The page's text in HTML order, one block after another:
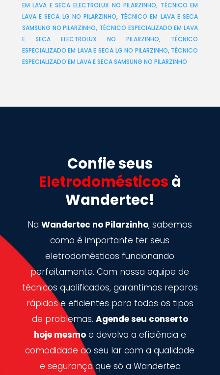
EM LAVA E SECA ELECTROLUX NO PILARZINHO, TÉCNICO EM
LAVA E SECA LG NO PILARZINHO, TÉCNICO EM LAVA E SECA
SAMSUNG NO PILARZINHO, TÉCNICO ESPECIALIZADO EM LAVA
E SECA ELECTROLUX NO PILARZINHO, TÉCNICO
ESPECIALIZADO EM LAVA E SECA LG NO PILARZINHO, TÉCNICO
ESPECIALIZADO EM LAVA E SECA SAMSUNG NO PILARZINHO
Confie seus
Eletrodomésticos à
Wandertec!
NaWandertec no Pilarzinho, sabemos
como é importante ter seus
eletrodomésticos funcionando
perfeitamente. Com nossa equipe de
técnicos qualificados, garantimos reparos
rápidos e eficientes para todos os tipos
de problemas. Agende seu conserto
hoje mesmoe devolva a eficiência e
comodidade ao seu lar com a qualidade
e segurança que só a Wandertec